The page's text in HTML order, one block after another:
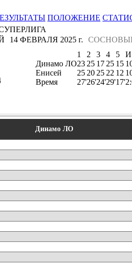
ПОЛОЖЕНИЕ
14 ФЕВРАЛЯ 2025 г.
1 2 3 4 5
И
Динамо ЛО23 25 17 25 15
Енисей
25 20 25 22 12
Время
27'26'24'29'17'
Динамо ЛО